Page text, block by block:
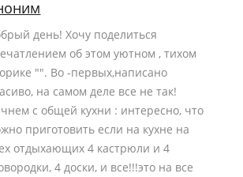
день! Хочу поделиться
об этом уютном , тихом
"". Во -первых,написано
на самом деле все не так!
с общей кухни : интересно, что
приготовить если на кухне на
отдыхающих 4 кастрюли и 4
4 доски, и все!!!это на все